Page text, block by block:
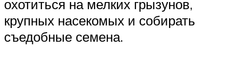
охотиться на мелких грызунов,
крупных насекомых и собирать
съедобные семена.